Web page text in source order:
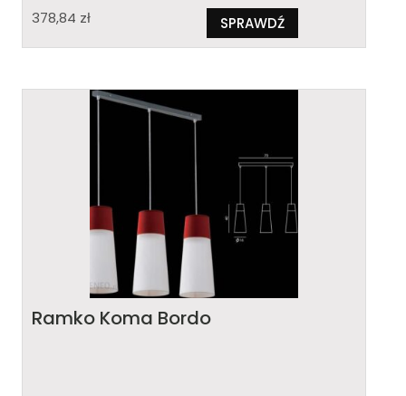
378,84 zł SPRAWDŹ
Ramko Koma Bordo